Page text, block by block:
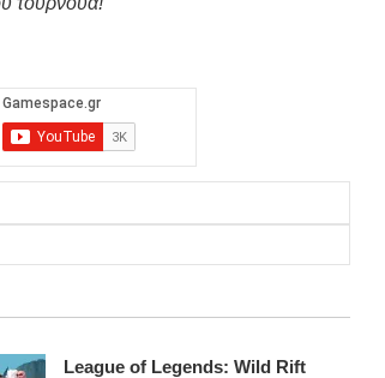
League of Legends: Wild Rift